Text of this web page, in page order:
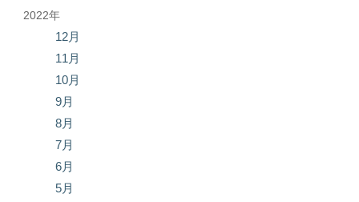
2022年
12月
11月
10月
9月
8月
7月
6月
5月